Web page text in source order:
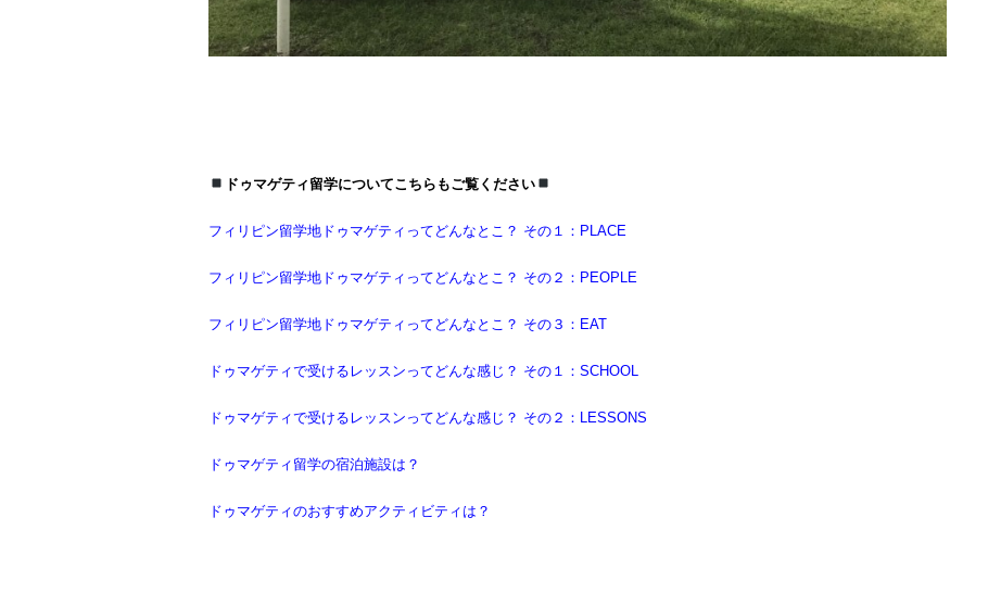
ドゥマゲティ留学についてこちらもご覧ください
フィリピン留学地ドゥマゲティってどんなとこ？ その１：PLACE
フィリピン留学地ドゥマゲティってどんなとこ？ その２：PEOPLE
フィリピン留学地ドゥマゲティってどんなとこ？ その３：EAT
ドゥマゲティで受けるレッスンってどんな感じ？ その１：SCHOOL
ドゥマゲティで受けるレッスンってどんな感じ？ その２：LESSONS
ドゥマゲティ留学の宿泊施設は？
ドゥマゲティのおすすめアクティビティは？